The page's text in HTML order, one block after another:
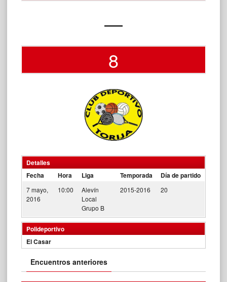
—
8
Detalles
Fecha
Hora Liga Temporada Día de partido
7 mayo,
2016
10:00
Alevín
Local
Grupo B
2015-2016 20
Polideportivo
El Casar
Encuentros anteriores